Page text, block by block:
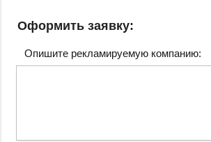
Оформить заявку:
Опишите рекламируемую компанию: